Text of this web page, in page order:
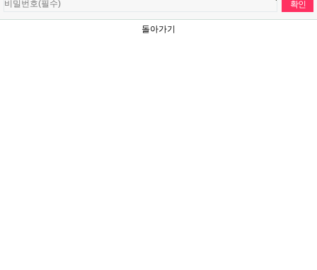
돌아가기